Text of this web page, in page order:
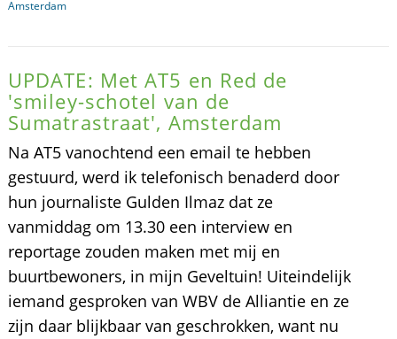
Amsterdam
UPDATE: Met AT5 en Red de
'smiley-schotel van de
Sumatrastraat', Amsterdam
Na AT5 vanochtend een email te hebben
gestuurd, werd ik telefonisch benaderd door
hun journaliste Gulden Ilmaz dat ze
vanmiddag om 13.30 een interview en
reportage zouden maken met mij en
buurtbewoners, in mijn Geveltuin! Uiteindelijk
iemand gesproken van WBV de Alliantie en ze
zijn daar blijkbaar van geschrokken, want nu